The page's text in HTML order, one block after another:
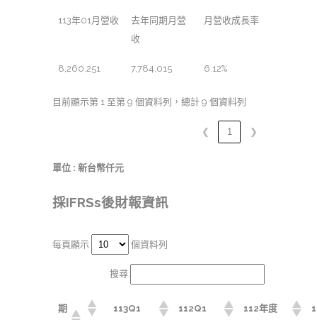
113年01月營收
去年同期月營
收
月營收成長率
8,260,251 7,784,015 6.12%
目前顯示第 1 至第 9 個資料列，總計 9 個資料列
❮ 1 ❯
單位 : 新台幣仟元
採IFRSs後財報資訊
每頁顯示 個資料列
搜尋:
期
113Q1 112Q1 112年度